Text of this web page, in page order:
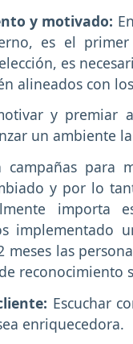
y motivado:
es el
es
alineados con
y
un ambiente
campañas para
y por lo
importa
implementado
las
reconocimiento
Escuchar
enriquecedora.